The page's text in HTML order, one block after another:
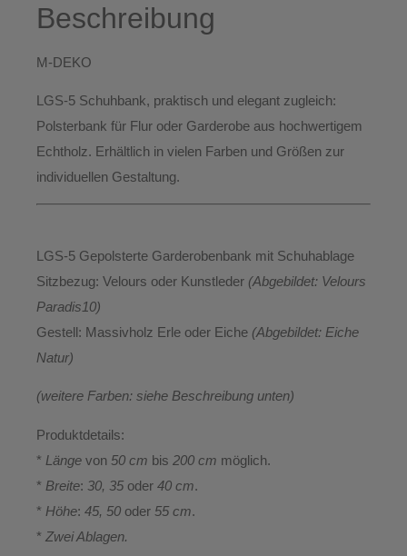
Beschreibung
M-DEKO
LGS-5 Schuhbank, praktisch und elegant zugleich:
Polsterbank für Flur oder Garderobe aus hochwertigem
Echtholz. Erhältlich in vielen Farben und Größen zur
individuellen Gestaltung.
LGS-5 Gepolsterte Garderobenbank mit Schuhablage
Sitzbezug: Velours oder Kunstleder (Abgebildet: Velours
Paradis10)
Gestell: Massivholz Erle oder Eiche (Abgebildet: Eiche
Natur)
(weitere Farben: siehe Beschreibung unten)
Produktdetails:
* Länge von 50 cm bis 200 cm möglich.
* Breite: 30, 35 oder 40 cm.
* Höhe: 45, 50 oder 55 cm.
* Zwei Ablagen.